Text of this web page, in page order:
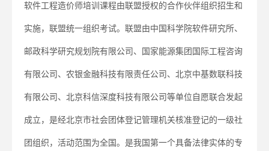
软件工程造价师培训课程由联盟授权的合作伙伴组织招生和
实施，联盟统一组织考试。联盟由中国科学院软件研究所、
邮政科学研究规划院有限公司、国家能源集团国际工程咨询
有限公司、农银金融科技有限责任公司、北京中基数联科技
有限公司、北京科信深度科技有限公司等单位自愿联合发起
成立，是经北京市社会团体登记管理机关核准登记的一级社
团组织，活动范围为全国。是我国第一个具备法律实体的专